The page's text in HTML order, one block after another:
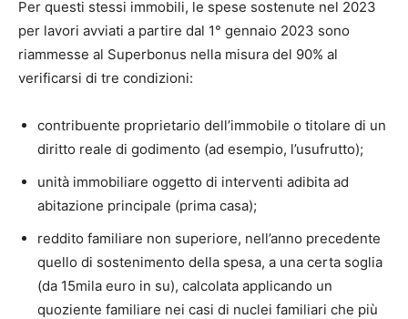
Per questi stessi immobili, le spese sostenute nel 2023
per lavori avviati a partire dal 1° gennaio 2023 sono
riammesse al Superbonus nella misura del 90% al
verificarsi di tre condizioni:
contribuente proprietario dell’immobile o titolare di un
diritto reale di godimento (ad esempio, l’usufrutto);
unità immobiliare oggetto di interventi adibita ad
abitazione principale (prima casa);
reddito familiare non superiore, nell’anno precedente
quello di sostenimento della spesa, a una certa soglia
(da 15mila euro in su), calcolata applicando un
quoziente familiare nei casi di nuclei familiari che più